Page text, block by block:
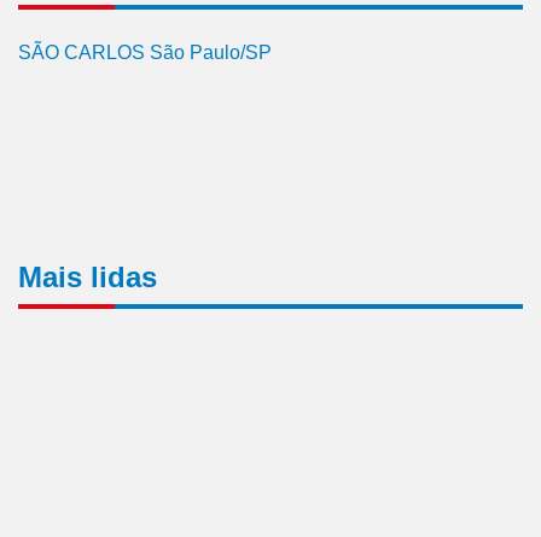
SÃO CARLOS São Paulo/SP
Mais lidas